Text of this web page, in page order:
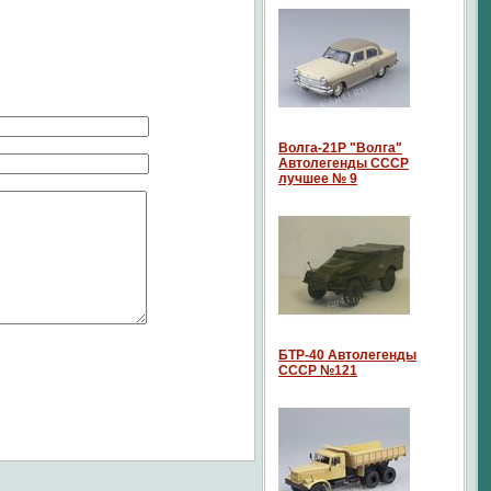
Волга-21P "Волга"
Автолегенды СССР
лучшее № 9
БТР-40 Автолегенды
СССР №121